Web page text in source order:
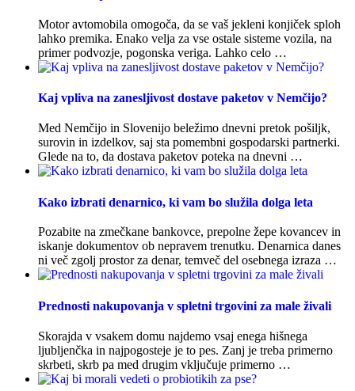
Motor avtomobila omogoča, da se vaš jekleni konjiček sploh
lahko premika. Enako velja za vse ostale sisteme vozila, na
primer podvozje, pogonska veriga. Lahko celo …
Kaj vpliva na zanesljivost dostave paketov v Nemčijo?
Med Nemčijo in Slovenijo beležimo dnevni pretok pošiljk,
surovin in izdelkov, saj sta pomembni gospodarski partnerki.
Glede na to, da dostava paketov poteka na dnevni …
Kako izbrati denarnico, ki vam bo služila dolga leta
Pozabite na zmečkane bankovce, prepolne žepe kovancev in
iskanje dokumentov ob nepravem trenutku. Denarnica danes
ni več zgolj prostor za denar, temveč del osebnega izraza …
Prednosti nakupovanja v spletni trgovini za male živali
Skorajda v vsakem domu najdemo vsaj enega hišnega
ljubljenčka in najpogosteje je to pes. Zanj je treba primerno
skrbeti, skrb pa med drugim vključuje primerno …